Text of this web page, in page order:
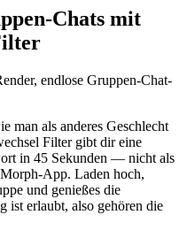
Chats mit
endlose Gruppen-Chat-
man als anderes Geschlecht
Filter gibt dir eine
in 45 Sekunden — nicht als
App. Laden hoch,
und genießes die
ist erlaubt, also gehören die